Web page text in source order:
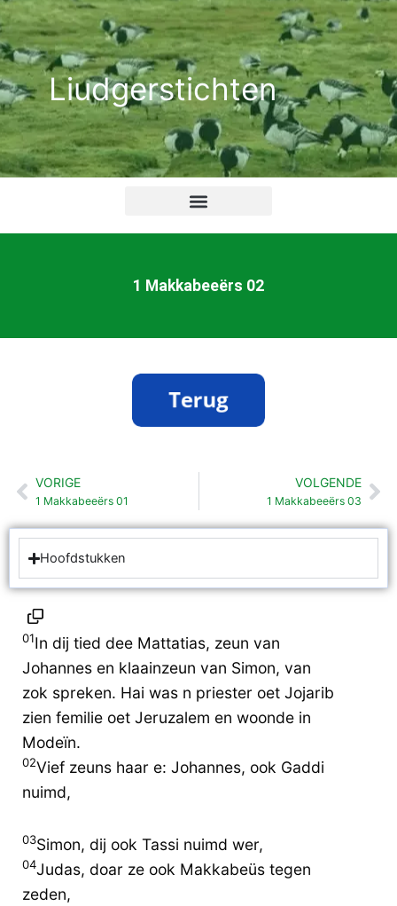
Ga
naar
de
inhoudLiudgerstichten
1 Makkabeeërs 02
Vorige
VORIGE
1 Makkabeeërs 01
VOLGENDE
1 Makkabeeërs 03
Hoofdstukken
01In dij tied dee Mattatias, zeun van
Johannes en klaainzeun van Simon, van
zok spreken. Hai was n priester oet Jojarib
zien femilie oet Jeruzalem en woonde in
Modeïn.
02Vief zeuns haar e: Johannes, ook Gaddi
nuimd,
03Simon, dij ook Tassi nuimd wer,
04Judas, doar ze ook Makkabeüs tegen
zeden,